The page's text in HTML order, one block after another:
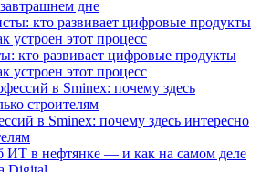
дне
кто развивает цифровые продукты
устроен этот процесс
в Sminex: почему здесь интересно